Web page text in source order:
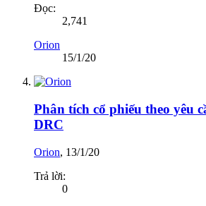
Đọc:
2,741
Orion
15/1/20
Phân tích cổ phiếu theo yêu
DRC
Orion, 13/1/20
Trả lời:
0